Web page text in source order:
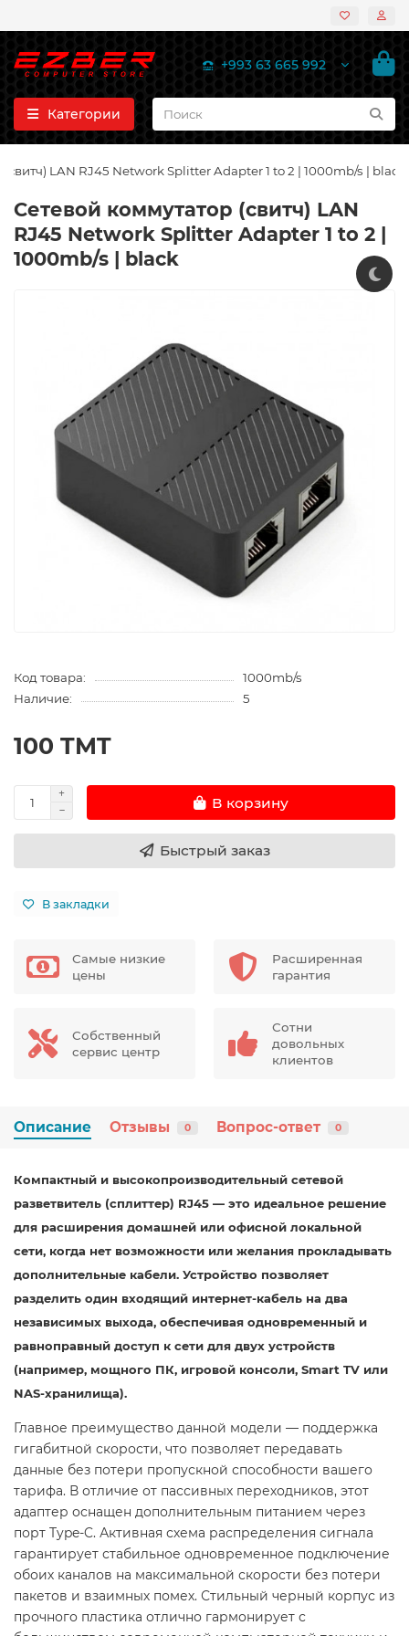
+993 63 665 992
Категории
LAN RJ45 Network Splitter Adapter 1 to 2 | 1000mb/s | black
Сетевой коммутатор (свитч) LAN
RJ45 Network Splitter Adapter 1 to 2 |
1000mb/s | black
Код товара:
1000mb/s
Наличие:
5
100 TMT
В корзину
Быстрый заказ
В закладки
Самые низкие
цены
Расширенная
гарантия
Собственный
сервис центр
Сотни
довольных
клиентов
Описание Отзывы 0 Вопрос-ответ 0
Компактный и высокопроизводительный сетевой
разветвитель (сплиттер) RJ45 — это идеальное решение
для расширения домашней или офисной локальной
сети, когда нет возможности или желания прокладывать
дополнительные кабели. Устройство позволяет
разделить один входящий интернет-кабель на два
независимых выхода, обеспечивая одновременный и
равноправный доступ к сети для двух устройств
(например, мощного ПК, игровой консоли, Smart TV или
NAS-хранилища).
Главное преимущество данной модели — поддержка
гигабитной скорости, что позволяет передавать
данные без потери пропускной способности вашего
тарифа. В отличие от пассивных переходников, этот
адаптер оснащен дополнительным питанием через
порт Type-C. Активная схема распределения сигнала
гарантирует стабильное одновременное подключение
обоих каналов на максимальной скорости без потери
пакетов и взаимных помех. Стильный черный корпус из
прочного пластика отлично гармонирует с